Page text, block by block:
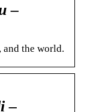
–
the world.
–